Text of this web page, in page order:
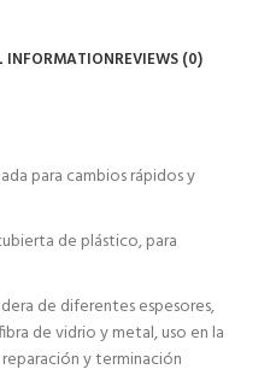
REVIEWS (0)
para cambios rápidos y
de plástico, para
de diferentes espesores,
de vidrio y metal, uso en la
y terminación